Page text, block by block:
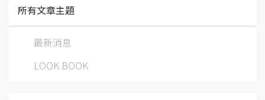
所有文章主題
最新消息
LOOK BOOK